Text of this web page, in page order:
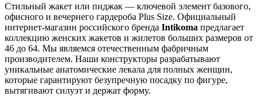
Стильный жакет или пиджак — ключевой элемент базового,
офисного и вечернего гардероба Plus Size. Официальный
интернет-магазин российского бренда Intikoma предлагает
коллекцию женских жакетов и жилетов больших размеров от
46 до 64. Мы являемся отечественным фабричным
производителем. Наши конструкторы разрабатывают
уникальные анатомические лекала для полных женщин,
которые гарантируют безупречную посадку по фигуре,
вытягивают силуэт и держат форму.